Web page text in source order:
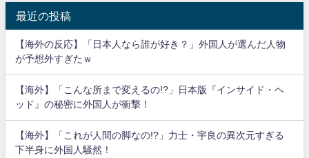
最近の投稿
【海外の反応】「日本人なら誰が好き？」外国人が選んだ人物
が予想外すぎたｗ
【海外】「こんな所まで変えるの!?」日本版『インサイド・ヘ
ッド』の秘密に外国人が衝撃！
【海外】「これが人間の脚なの!?」力士・宇良の異次元すぎる
下半身に外国人騒然！